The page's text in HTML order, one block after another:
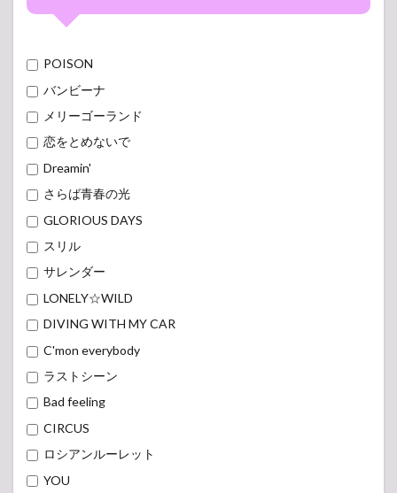
POISON
バンビーナ
メリーゴーランド
恋をとめないで
Dreamin'
さらば青春の光
GLORIOUS DAYS
スリル
サレンダー
LONELY☆WILD
DIVING WITH MY CAR
C'mon everybody
ラストシーン
Bad feeling
CIRCUS
ロシアンルーレット
YOU